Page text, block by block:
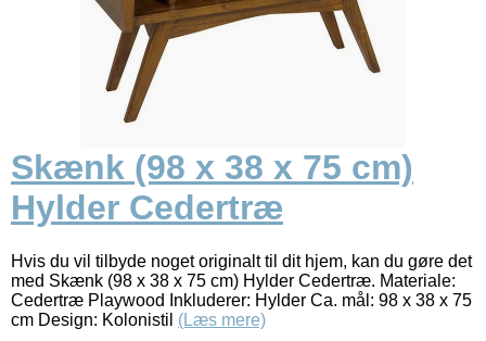
Skænk (98 x 38 x 75 cm)
Hylder Cedertræ
Hvis du vil tilbyde noget originalt til dit hjem, kan du gøre det
med Skænk (98 x 38 x 75 cm) Hylder Cedertræ. Materiale:
Cedertræ Playwood Inkluderer: Hylder Ca. mål: 98 x 38 x 75
cm Design: Kolonistil (Læs mere)